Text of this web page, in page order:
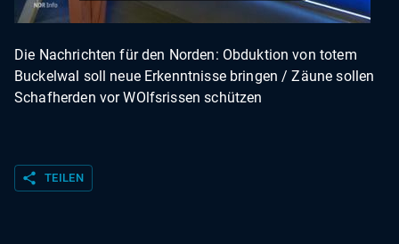
Die Nachrichten für den Norden: Obduktion von totem
Buckelwal soll neue Erkenntnisse bringen / Zäune sollen
Schafherden vor WOlfsrissen schützen
share TEILEN